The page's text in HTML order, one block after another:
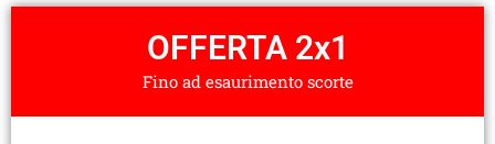
OFFERTA 2x1
Fino ad esaurimento scorte